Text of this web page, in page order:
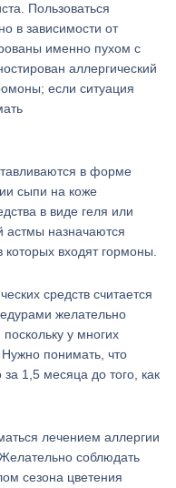
Пользоваться
в зависимости от
именно пухом с
аллергический
если ситуация
в форме
сыпи на коже
в виде геля или
астмы назначаются
которых входят гормоны.
средств считается
желательно
у многих
понимать, что
1,5 месяца до того, как
лечением аллергии
соблюдать
сезона цветения